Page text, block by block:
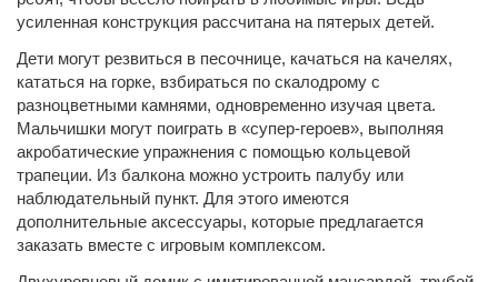
усиленная конструкция рассчитана на пятерых детей.
Дети могут резвиться в песочнице, качаться на качелях,
кататься на горке, взбираться по скалодрому с
разноцветными камнями, одновременно изучая цвета.
Мальчишки могут поиграть в «супер-героев», выполняя
акробатические упражнения с помощью кольцевой
трапеции. Из балкона можно устроить палубу или
наблюдательный пункт. Для этого имеются
дополнительные аксессуары, которые предлагается
заказать вместе с игровым комплексом.